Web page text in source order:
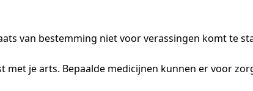
van bestemming niet voor verassingen komt te
je arts. Bepaalde medicijnen kunnen er voor